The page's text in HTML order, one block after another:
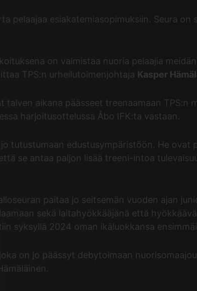
pelaajaa esiakatemiasopimuksiin. Seura
on valmistaa nuoria pelaajia
TPS:n urheilutoimenjohtaja Kasper
talven aikana päässeet treenaamaan
harjoitusottelussa Åbo IFK:ta vastaan.
tutustumaan edustusympäristöön. He ovat
se antaa paljon lisää treeni-intoa
paitaa jo seitsemän vuoden ajan
sekä laitahyökkääjänä että
syksyllä 2024 oman ikäluokkansa
on jo päässyt debytoimaan